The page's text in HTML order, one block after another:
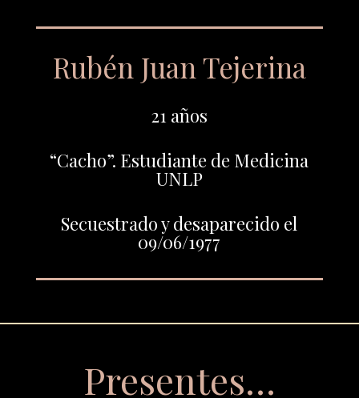
Rubén Juan Tejerina
21 años
“Cacho”. Estudiante de Medicina
UNLP
Secuestrado y desaparecido el
09/06/1977
Presentes…